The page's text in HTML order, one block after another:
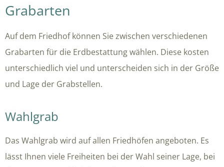
Grabarten
Auf dem Friedhof können Sie zwischen verschiedenen
Grabarten für die Erdbestattung wählen. Diese kosten
unterschiedlich viel und unterscheiden sich in der Größe
und Lage der Grabstellen.
Wahlgrab
Das Wahlgrab wird auf allen Friedhöfen angeboten. Es
lässt Ihnen viele Freiheiten bei der Wahl seiner Lage, bei